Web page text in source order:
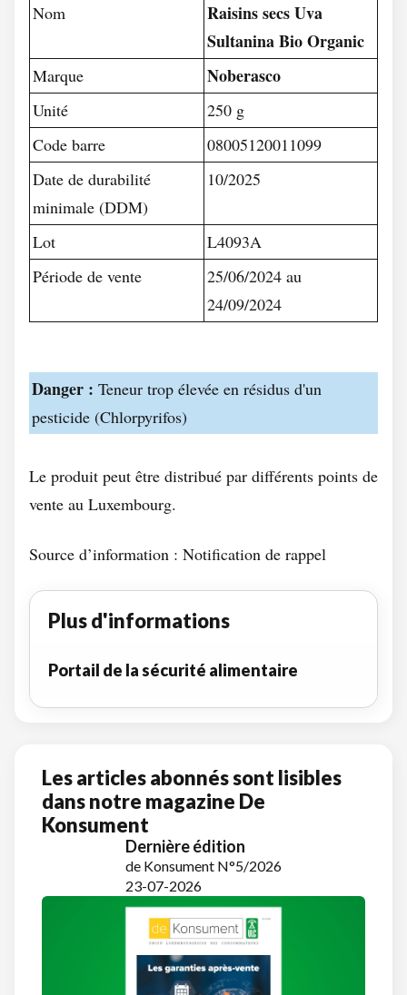
Nom
Raisins secs Uva
Sultanina Bio Organic
Marque Noberasco
Unité
250 g
Code barre
08005120011099
Date de durabilité
minimale (DDM)
10/2025
Lot
L4093A
Période de vente
25/06/2024 au
24/09/2024
Danger : Teneur trop élevée en résidus d'un
pesticide (Chlorpyrifos)
Le produit peut être distribué par différents points de
vente au Luxembourg.
Source d’information : Notification de rappel
Plus d'informations
Portail de la sécurité alimentaire
Les articles abonnés sont lisibles
dans notre magazine De
Konsument
Dernière édition
de Konsument N°5/2026
23-07-2026